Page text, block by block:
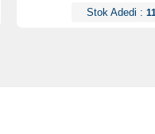
Stok Adedi :